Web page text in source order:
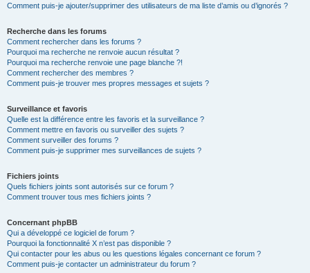
Comment puis-je ajouter/supprimer des utilisateurs de ma liste d’amis ou d’ignorés ?
Recherche dans les forums
Comment rechercher dans les forums ?
Pourquoi ma recherche ne renvoie aucun résultat ?
Pourquoi ma recherche renvoie une page blanche ?!
Comment rechercher des membres ?
Comment puis-je trouver mes propres messages et sujets ?
Surveillance et favoris
Quelle est la différence entre les favoris et la surveillance ?
Comment mettre en favoris ou surveiller des sujets ?
Comment surveiller des forums ?
Comment puis-je supprimer mes surveillances de sujets ?
Fichiers joints
Quels fichiers joints sont autorisés sur ce forum ?
Comment trouver tous mes fichiers joints ?
Concernant phpBB
Qui a développé ce logiciel de forum ?
Pourquoi la fonctionnalité X n’est pas disponible ?
Qui contacter pour les abus ou les questions légales concernant ce forum ?
Comment puis-je contacter un administrateur du forum ?